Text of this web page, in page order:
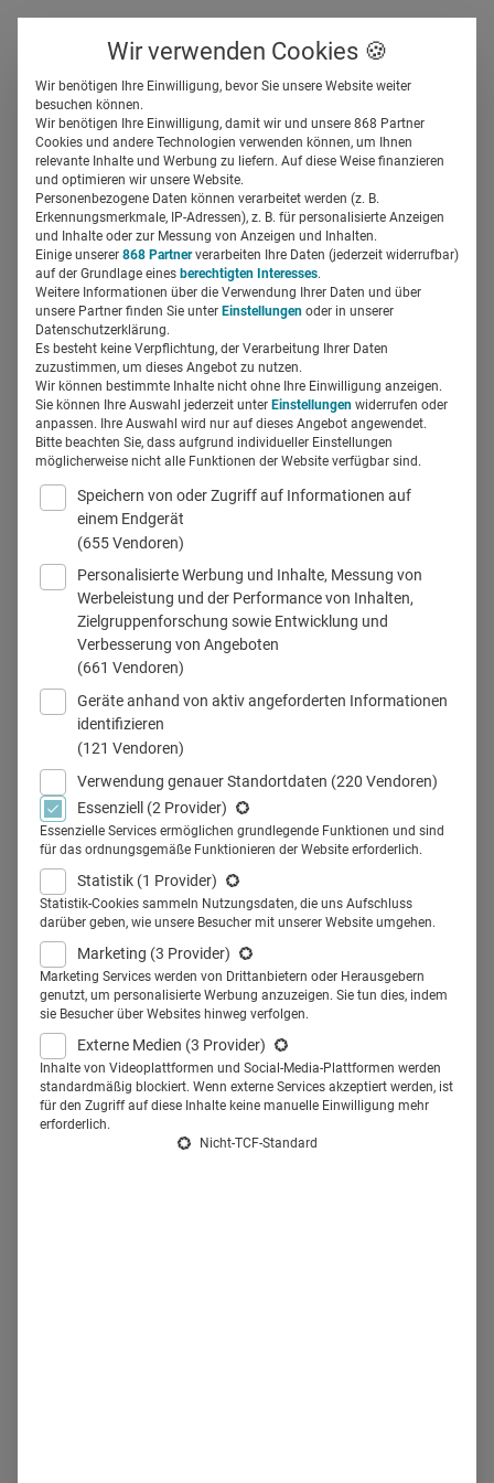
Gespeicherte Beiträge
Suchfeld
Suchen
SlideShare – Content
Marketing nach Drehbuch in
der Dentalbranche
Regine Marxen02.05.20161 Min Lesezeit
Teilen
SlideShare wird im digitalen
Brand Marketing immer beliebter.
Die Wissensvermittlung in Form
von einzelnen Sheets eignet sich
für technische Inhalte ideal.
Gerade auch in der
Dentalbranche.
ie Stärken vonSlideShareliegen auf der Hand: eine
kompakte Leserführung in Verbindung mit attraktiven
Wir verwenden Cookies 🍪
Wir benötigen Ihre Einwilligung, bevor Sie unsere Website weiter
besuchen können.
Wir benötigen Ihre Einwilligung, damit wir und unsere 868 Partner
Cookies und andere Technologien verwenden können, um Ihnen
relevante Inhalte und Werbung zu liefern. Auf diese Weise finanzieren
und optimieren wir unsere Website.
Personenbezogene Daten können verarbeitet werden (z. B.
Erkennungsmerkmale, IP-Adressen), z. B. für personalisierte Anzeigen
und Inhalte oder zur Messung von Anzeigen und Inhalten.
Einige unserer 868 Partnerverarbeiten Ihre Daten (jederzeit widerrufbar)
auf der Grundlage eines berechtigten Interesses.
Weitere Informationen über die Verwendung Ihrer Daten und über
unsere Partner finden Sie unter Einstellungen oder in unserer
Datenschutzerklärung.
Es besteht keine Verpflichtung, der Verarbeitung Ihrer Daten
zuzustimmen, um dieses Angebot zu nutzen.
Wir können bestimmte Inhalte nicht ohne Ihre Einwilligung anzeigen.
Sie können Ihre Auswahl jederzeit unter Einstellungen widerrufen oder
anpassen. Ihre Auswahl wird nur auf dieses Angebot angewendet.
Bitte beachten Sie, dass aufgrund individueller Einstellungen
möglicherweise nicht alle Funktionen der Website verfügbar sind.
Speichern von oder Zugriff auf Informationen auf
einem Endgerät
(655 Vendoren)
Personalisierte Werbung und Inhalte, Messung von
Werbeleistung und der Performance von Inhalten,
Zielgruppenforschung sowie Entwicklung und
Verbesserung von Angeboten
(661 Vendoren)
Geräte anhand von aktiv angeforderten Informationen
identifizieren
(121 Vendoren)
Verwendung genauer Standortdaten (220 Vendoren)
Essenziell
(2 Provider)
Essenzielle Services ermöglichen grundlegende Funktionen und sind
für das ordnungsgemäße Funktionieren der Website erforderlich.
Statistik (1 Provider)
Statistik-Cookies sammeln Nutzungsdaten, die uns Aufschluss
darüber geben, wie unsere Besucher mit unserer Website umgehen.
Marketing (3 Provider)
Marketing Services werden von Drittanbietern oder Herausgebern
genutzt, um personalisierte Werbung anzuzeigen. Sie tun dies, indem
sie Besucher über Websites hinweg verfolgen.
Externe Medien (3 Provider)
Inhalte von Videoplattformen und Social-Media-Plattformen werden
standardmäßig blockiert. Wenn externe Services akzeptiert werden, ist
für den Zugriff auf diese Inhalte keine manuelle Einwilligung mehr
erforderlich.
Nicht-TCF-Standard